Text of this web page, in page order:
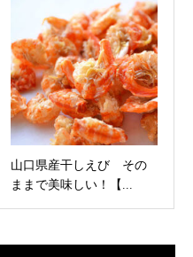
山口県産干しえび その
ままで美味しい！【...